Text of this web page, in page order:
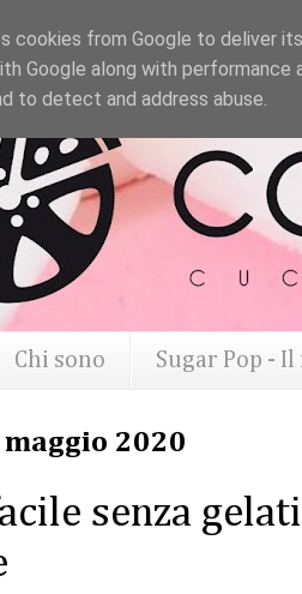
Chi sono Sugar Pop -
2020
senza
cookies from Google to deliver
Google along with
to detect and address abuse.